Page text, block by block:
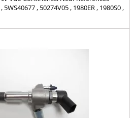
, 50274V05 , 1980ER , 1980S0 ,